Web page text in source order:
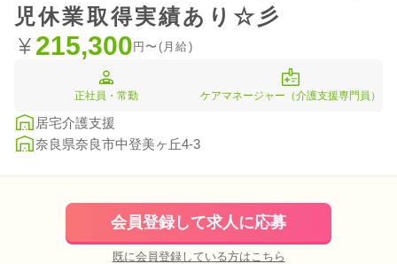
児休業取得実績あり☆彡
215,300円〜(月給)
正社員・常勤 ケアマネージャー（介護支援専門員）
居宅介護支援
奈良県奈良市中登美ヶ丘4-3
会員登録して求人に応募
既に会員登録している方はこちら